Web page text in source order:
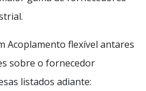
Acoplamento flexível antares
sobre o fornecedor
listados adiante: